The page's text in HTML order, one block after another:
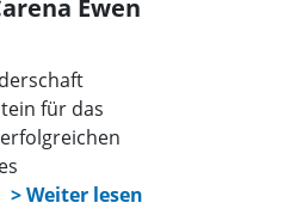
in der
Ewen
für das